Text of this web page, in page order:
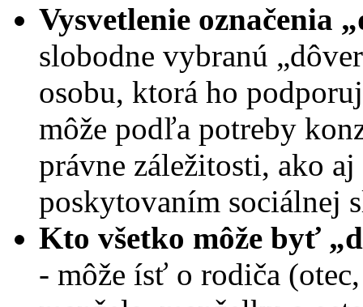
Vysvetlenie označenia
slobodne vybranú
osobu, ktorá ho
môže podľa potreby
právne záležitosti, ako
poskytovaním sociálnej
Kto všetko môže byť
- môže ísť o rodiča